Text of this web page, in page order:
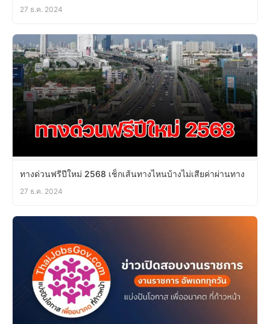
27 ธ.ค. 2024
ทางด่วนฟรีปีใหม่ 2568 เช็กเส้นทางไหนบ้างไม่เสียค่าผ่านทาง
27 ธ.ค. 2024